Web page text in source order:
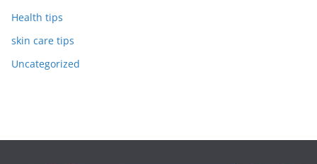
Health tips
skin care tips
Uncategorized